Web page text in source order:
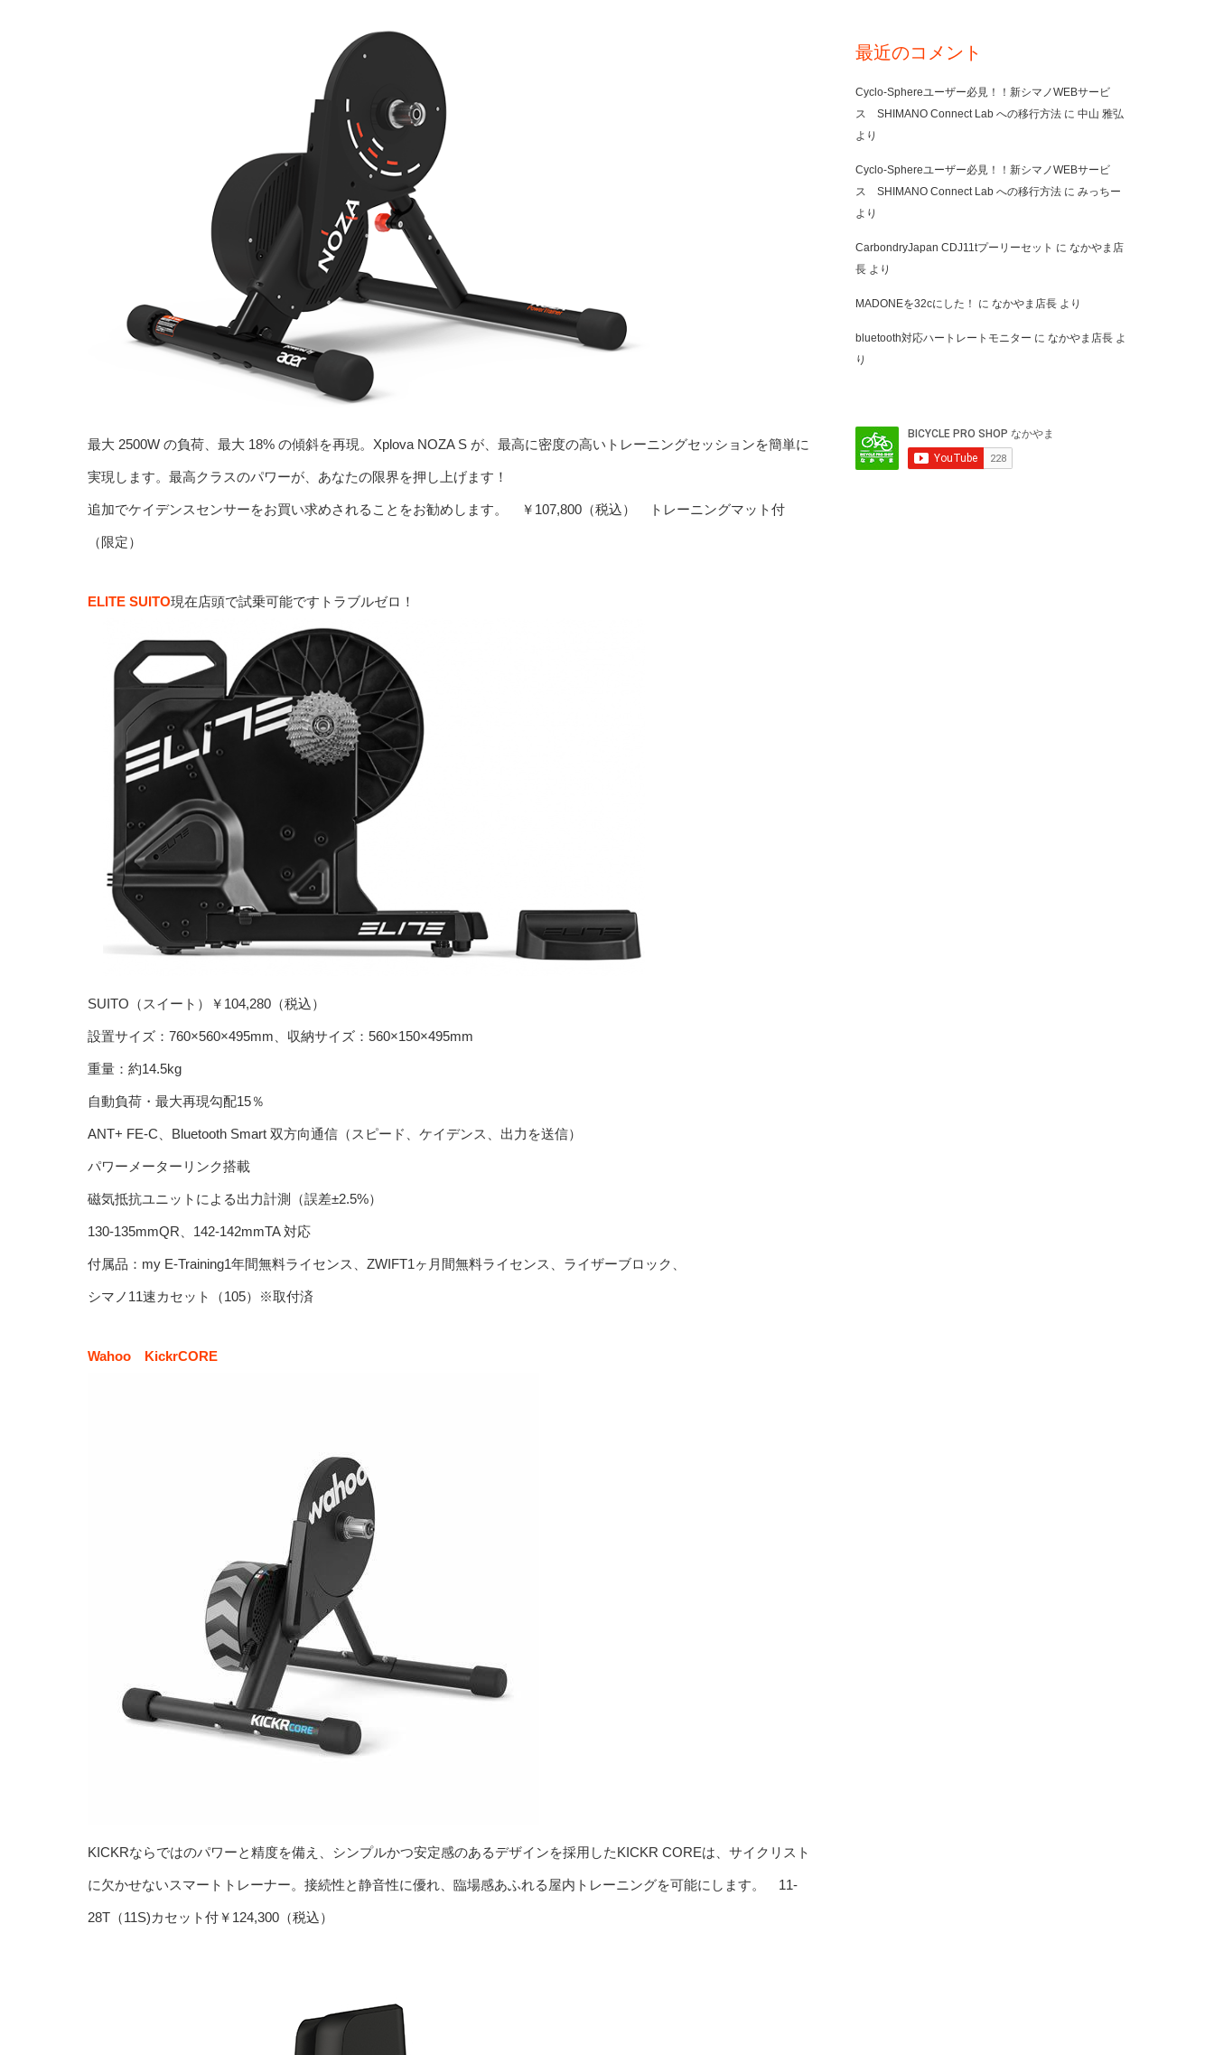
最大 2500W の負荷、最大 18% の傾斜を再現。Xplova NOZA S が、最高に密度の高いトレーニングセッションを簡単に
実現します。最高クラスのパワーが、あなたの限界を押し上げます！
追加でケイデンスセンサーをお買い求めされることをお勧めします。 ￥107,800（税込） トレーニングマット付
（限定）
ELITE SUITO現在店頭で試乗可能ですトラブルゼロ！
SUITO（スイート）￥104,280（税込）
設置サイズ：760×560×495mm、収納サイズ：560×150×495mm
重量：約14.5kg
自動負荷・最大再現勾配15％
ANT+ FE-C、Bluetooth Smart 双方向通信（スピード、ケイデンス、出力を送信）
パワーメーターリンク搭載
磁気抵抗ユニットによる出力計測（誤差±2.5%）
130-135mmQR、142-142mmTA 対応
付属品：my E-Training1年間無料ライセンス、ZWIFT1ヶ月間無料ライセンス、ライザーブロック、
シマノ11速カセット（105）※取付済
Wahoo KickrCORE
KICKRならではのパワーと精度を備え、シンプルかつ安定感のあるデザインを採用したKICKR COREは、サイクリスト
に欠かせないスマートトレーナー。接続性と静音性に優れ、臨場感あふれる屋内トレーニングを可能にします。 11-
28T（11S)カセット付￥124,300（税込）
最近のコメント
Cyclo-Sphereユーザー必見！！新シマノWEBサービ
ス SHIMANO Connect Lab への移行方法 に 中山 雅弘
より
Cyclo-Sphereユーザー必見！！新シマノWEBサービ
ス SHIMANO Connect Lab への移行方法 に みっちー
より
CarbondryJapan CDJ11tプーリーセット に なかやま店
長 より
MADONEを32cにした！ に なかやま店長 より
bluetooth対応ハートレートモニター に なかやま店長 よ
り